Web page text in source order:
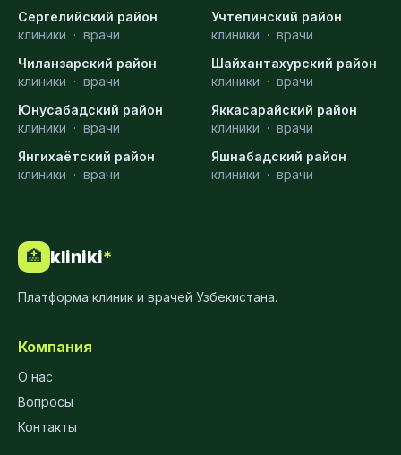
Сергелийский район
клиники · врачи
Учтепинский район
клиники · врачи
Чиланзарский район
клиники · врачи
Шайхантахурский район
клиники · врачи
Юнусабадский район
клиники · врачи
Яккасарайский район
клиники · врачи
Янгихаётский район
клиники · врачи
Яшнабадский район
клиники · врачи
🏥 kliniki*
Платформа клиник и врачей Узбекистана.
Компания
О нас
Вопросы
Контакты